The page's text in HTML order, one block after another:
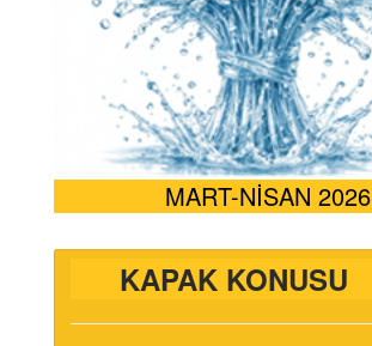
MART-NİSAN 2026
KAPAK KONUSU